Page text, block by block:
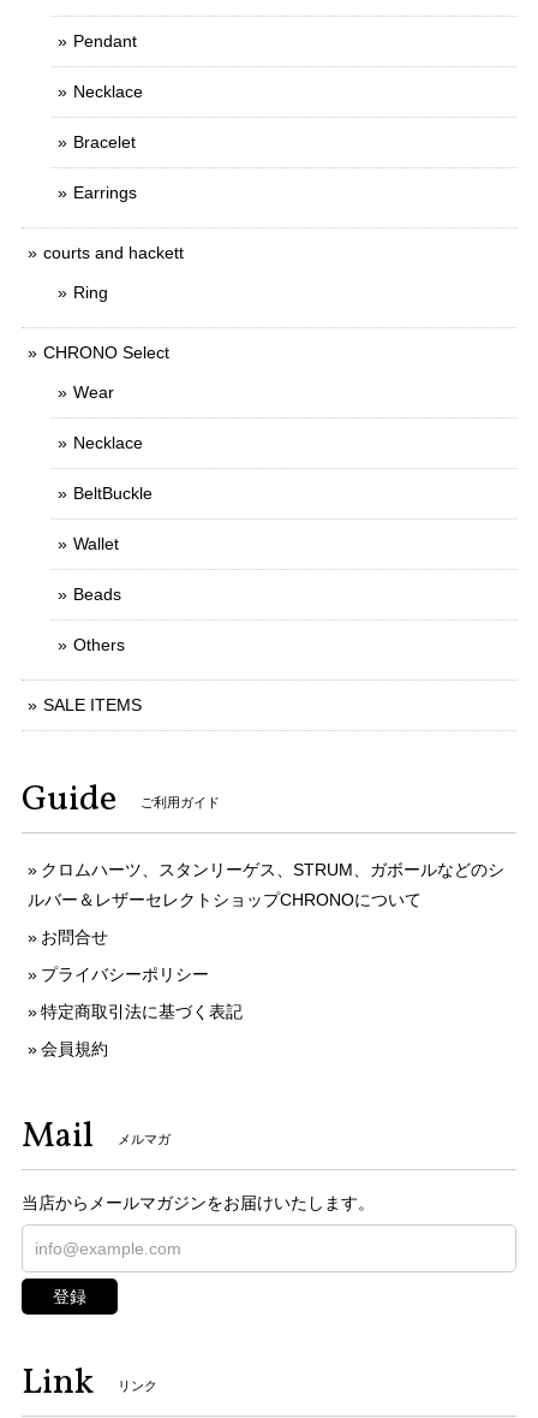
Pendant
Necklace
Bracelet
Earrings
courts and hackett
Ring
CHRONO Select
Wear
Necklace
BeltBuckle
Wallet
Beads
Others
SALE ITEMS
Guide ご利用ガイド
クロムハーツ、スタンリーゲス、STRUM、ガボールなどのシ
ルバー＆レザーセレクトショップCHRONOについて
お問合せ
プライバシーポリシー
特定商取引法に基づく表記
会員規約
Mail メルマガ
当店からメールマガジンをお届けいたします。
登録
Link リンク